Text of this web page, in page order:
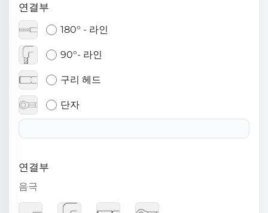
연결부
180° - 라인
90°- 라인
구리 헤드
단자
연결부
음극